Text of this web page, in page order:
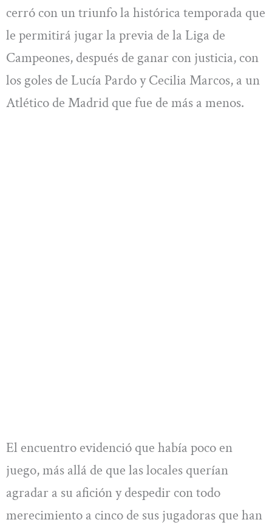
cerró con un triunfo la histórica temporada que
le permitirá jugar la previa de la Liga de
Campeones, después de ganar con justicia, con
los goles de Lucía Pardo y Cecilia Marcos, a un
Atlético de Madrid que fue de más a menos.
El encuentro evidenció que había poco en
juego, más allá de que las locales querían
agradar a su afición y despedir con todo
merecimiento a cinco de sus jugadoras que han